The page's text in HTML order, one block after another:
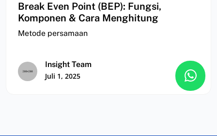
Break Even Point (BEP): Fungsi,
Komponen & Cara Menghitung
Metode persamaan
Insight Team
Juli 1, 2025